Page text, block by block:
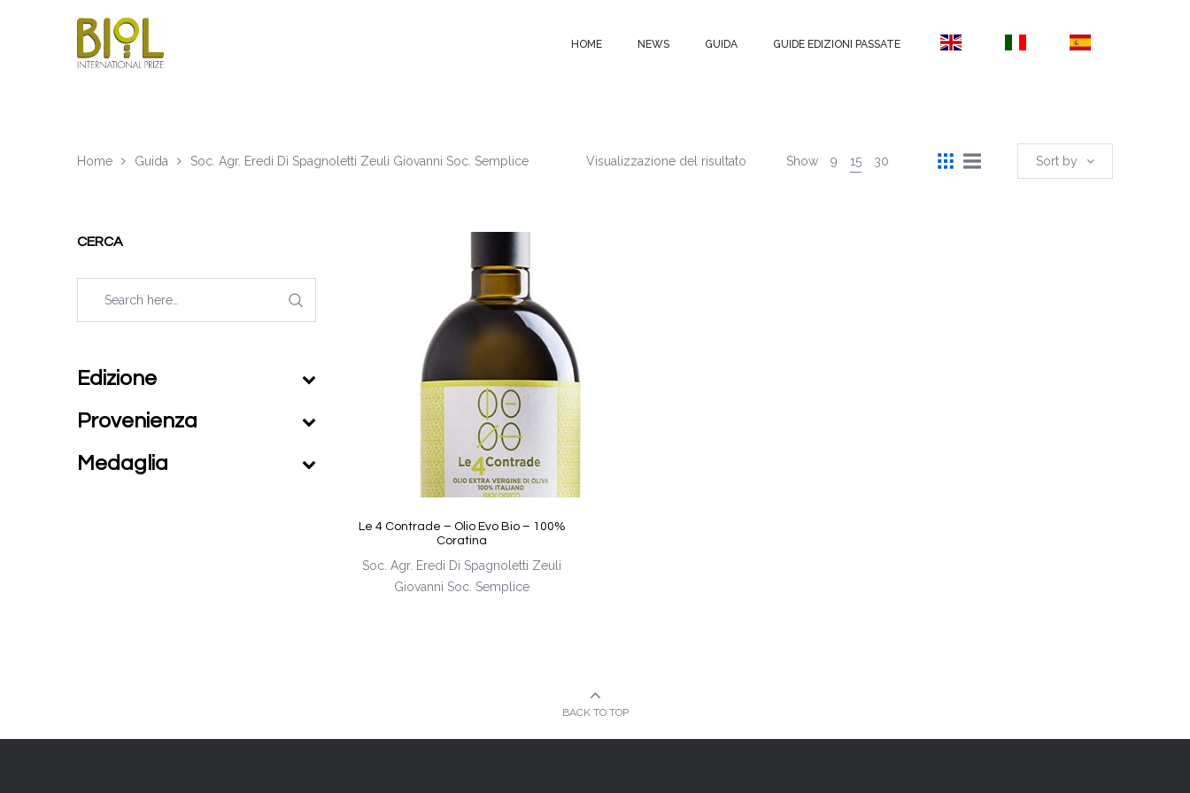
HOME NEWS GUIDA GUIDE EDIZIONI PASSATE
Home Guida Soc. Agr. Eredi Di Spagnoletti Zeuli Giovanni Soc. Semplice Sort by
Visualizzazione del risultato Show 9 15 30
Le 4 Contrade – Olio Evo Bio – 100%
Coratina
Soc. Agr. Eredi Di Spagnoletti Zeuli
Giovanni Soc. Semplice
CERCA
Edizione
Provenienza
Medaglia
BACK TO TOP